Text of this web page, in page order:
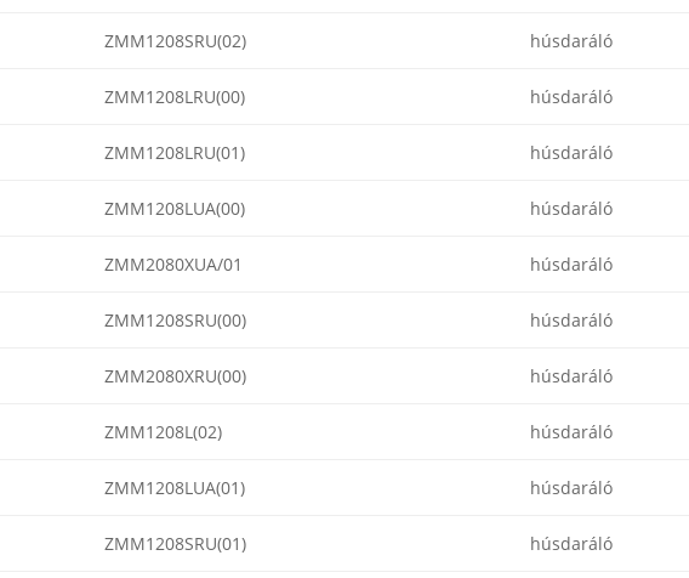
ZMM1208SRU(02) húsdaráló
ZMM1208LRU(00) húsdaráló
ZMM1208LRU(01) húsdaráló
ZMM1208LUA(00) húsdaráló
ZMM2080XUA/01 húsdaráló
ZMM1208SRU(00) húsdaráló
ZMM2080XRU(00) húsdaráló
ZMM1208L(02) húsdaráló
ZMM1208LUA(01) húsdaráló
ZMM1208SRU(01) húsdaráló